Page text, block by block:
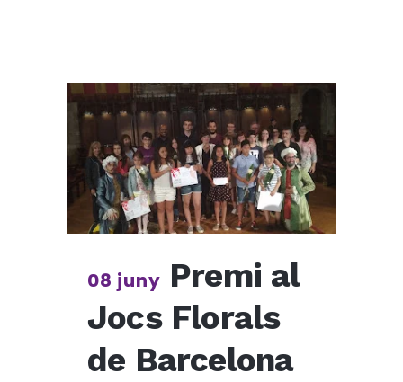
08 juny Premi al
Jocs Florals
de Barcelona